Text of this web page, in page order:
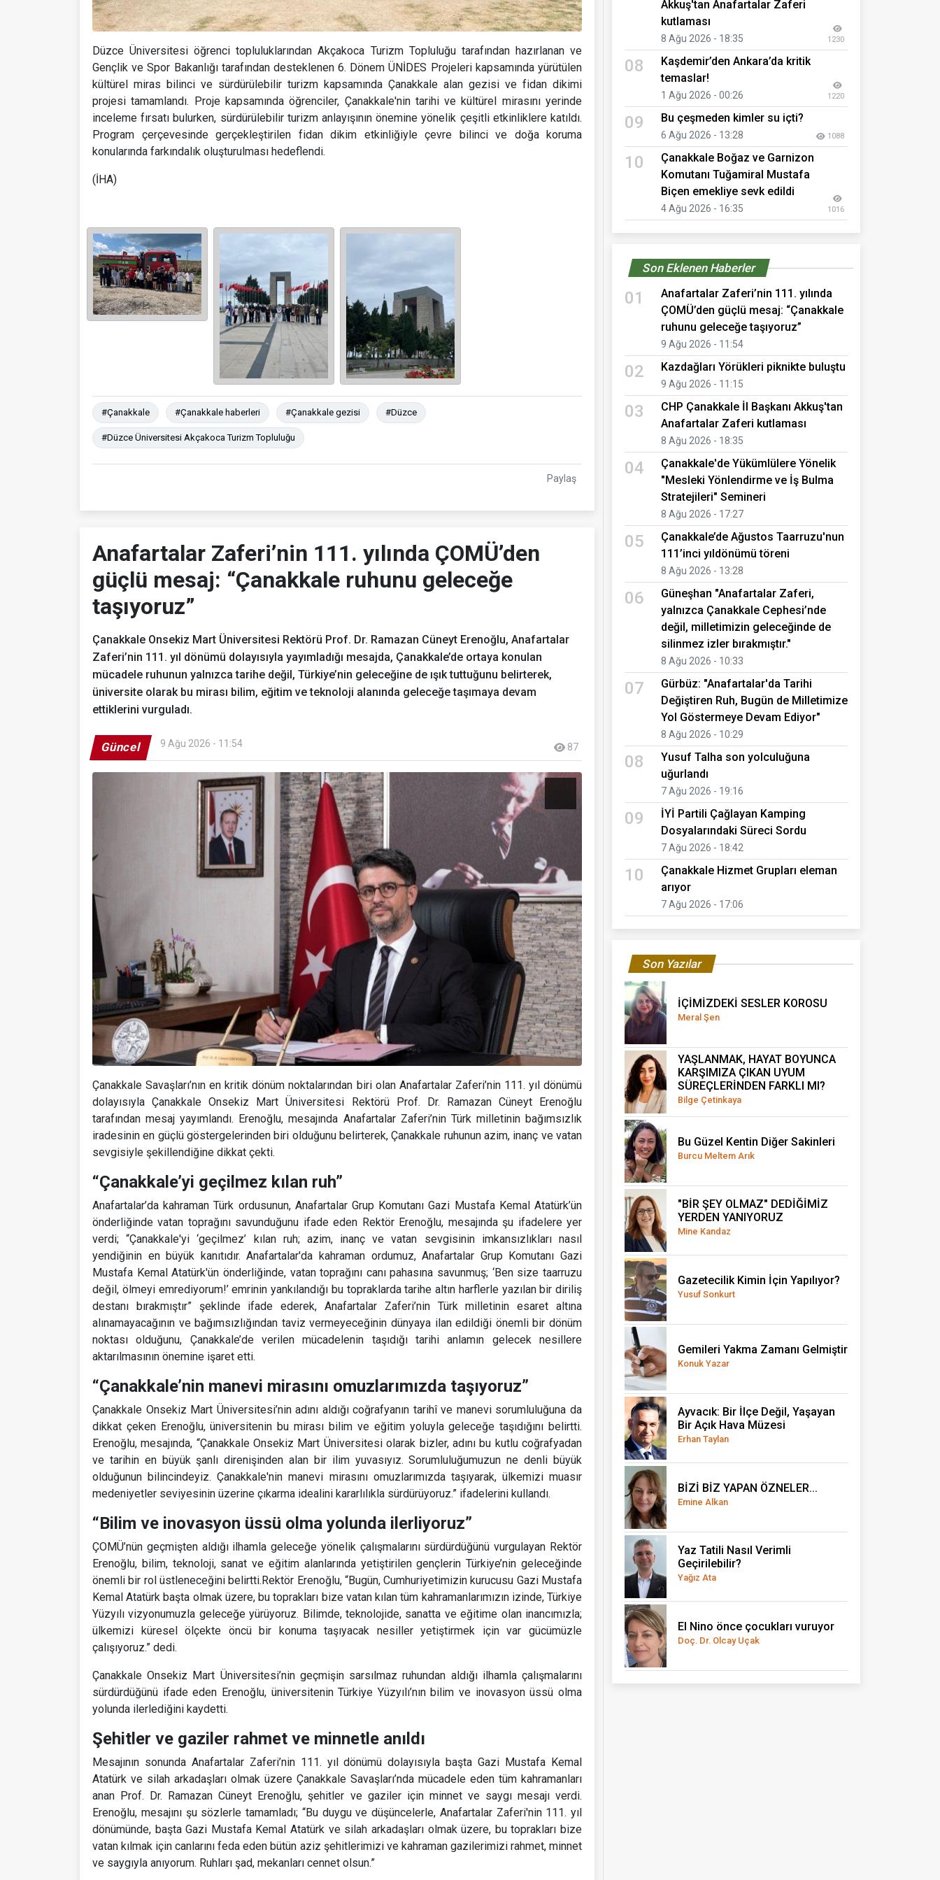
Düzce Üniversitesi öğrenci topluluklarından Akçakoca Turizm Topluluğu tarafından hazırlanan ve
Gençlik ve Spor Bakanlığı tarafından desteklenen 6. Dönem ÜNİDES Projeleri kapsamında yürütülen
kültürel miras bilinci ve sürdürülebilir turizm kapsamında Çanakkale alan gezisi ve fidan dikimi
projesi tamamlandı. Proje kapsamında öğrenciler, Çanakkale'nin tarihi ve kültürel mirasını yerinde
inceleme fırsatı bulurken, sürdürülebilir turizm anlayışının önemine yönelik çeşitli etkinliklere katıldı.
Program çerçevesinde gerçekleştirilen fidan dikim etkinliğiyle çevre bilinci ve doğa koruma
konularında farkındalık oluşturulması hedeflendi.
(İHA)
#Çanakkale #Çanakkale haberleri #Çanakkale gezisi #Düzce
#Düzce Üniversitesi Akçakoca Turizm Topluluğu
Paylaş
Anafartalar Zaferi’nin 111. yılında ÇOMÜ’den
güçlü mesaj: “Çanakkale ruhunu geleceğe
taşıyoruz”
Çanakkale Onsekiz Mart Üniversitesi Rektörü Prof. Dr. Ramazan Cüneyt Erenoğlu, Anafartalar
Zaferi’nin 111. yıl dönümü dolayısıyla yayımladığı mesajda, Çanakkale’de ortaya konulan
mücadele ruhunun yalnızca tarihe değil, Türkiye’nin geleceğine de ışık tuttuğunu belirterek,
üniversite olarak bu mirası bilim, eğitim ve teknoloji alanında geleceğe taşımaya devam
ettiklerini vurguladı.
Güncel 9 Ağu 2026 - 11:54 87
Çanakkale Savaşları’nın en kritik dönüm noktalarından biri olan Anafartalar Zaferi’nin 111. yıl dönümü
dolayısıyla Çanakkale Onsekiz Mart Üniversitesi Rektörü Prof. Dr. Ramazan Cüneyt Erenoğlu
tarafından mesaj yayımlandı. Erenoğlu, mesajında Anafartalar Zaferi’nin Türk milletinin bağımsızlık
iradesinin en güçlü göstergelerinden biri olduğunu belirterek, Çanakkale ruhunun azim, inanç ve vatan
sevgisiyle şekillendiğine dikkat çekti.
“Çanakkale’yi geçilmez kılan ruh”
Anafartalar’da kahraman Türk ordusunun, Anafartalar Grup Komutanı Gazi Mustafa Kemal Atatürk’ün
önderliğinde vatan toprağını savunduğunu ifade eden Rektör Erenoğlu, mesajında şu ifadelere yer
verdi; “Çanakkale'yi ‘geçilmez’ kılan ruh; azim, inanç ve vatan sevgisinin imkansızlıkları nasıl
yendiğinin en büyük kanıtıdır. Anafartalar'da kahraman ordumuz, Anafartalar Grup Komutanı Gazi
Mustafa Kemal Atatürk'ün önderliğinde, vatan toprağını canı pahasına savunmuş; ‘Ben size taarruzu
değil, ölmeyi emrediyorum!’ emrinin yankılandığı bu topraklarda tarihe altın harflerle yazılan bir diriliş
destanı bırakmıştır” şeklinde ifade ederek, Anafartalar Zaferi’nin Türk milletinin esaret altına
alınamayacağının ve bağımsızlığından taviz vermeyeceğinin dünyaya ilan edildiği önemli bir dönüm
noktası olduğunu, Çanakkale’de verilen mücadelenin taşıdığı tarihi anlamın gelecek nesillere
aktarılmasının önemine işaret etti.
“Çanakkale’nin manevi mirasını omuzlarımızda taşıyoruz”
Çanakkale Onsekiz Mart Üniversitesi’nin adını aldığı coğrafyanın tarihî ve manevi sorumluluğuna da
dikkat çeken Erenoğlu, üniversitenin bu mirası bilim ve eğitim yoluyla geleceğe taşıdığını belirtti.
Erenoğlu, mesajında, “Çanakkale Onsekiz Mart Üniversitesi olarak bizler, adını bu kutlu coğrafyadan
ve tarihin en büyük şanlı direnişinden alan bir ilim yuvasıyız. Sorumluluğumuzun ne denli büyük
olduğunun bilincindeyiz. Çanakkale'nin manevi mirasını omuzlarımızda taşıyarak, ülkemizi muasır
medeniyetler seviyesinin üzerine çıkarma idealini kararlılıkla sürdürüyoruz.” ifadelerini kullandı.
“Bilim ve inovasyon üssü olma yolunda ilerliyoruz”
ÇOMÜ’nün geçmişten aldığı ilhamla geleceğe yönelik çalışmalarını sürdürdüğünü vurgulayan Rektör
Erenoğlu, bilim, teknoloji, sanat ve eğitim alanlarında yetiştirilen gençlerin Türkiye’nin geleceğinde
önemli bir rol üstleneceğini belirtti.Rektör Erenoğlu, “Bugün, Cumhuriyetimizin kurucusu Gazi Mustafa
Kemal Atatürk başta olmak üzere, bu toprakları bize vatan kılan tüm kahramanlarımızın izinde, Türkiye
Yüzyılı vizyonumuzla geleceğe yürüyoruz. Bilimde, teknolojide, sanatta ve eğitime olan inancımızla;
ülkemizi küresel ölçekte öncü bir konuma taşıyacak nesiller yetiştirmek için var gücümüzle
çalışıyoruz.” dedi.
Çanakkale Onsekiz Mart Üniversitesi’nin geçmişin sarsılmaz ruhundan aldığı ilhamla çalışmalarını
sürdürdüğünü ifade eden Erenoğlu, üniversitenin Türkiye Yüzyılı’nın bilim ve inovasyon üssü olma
yolunda ilerlediğini kaydetti.
Şehitler ve gaziler rahmet ve minnetle anıldı
Mesajının sonunda Anafartalar Zaferi’nin 111. yıl dönümü dolayısıyla başta Gazi Mustafa Kemal
Atatürk ve silah arkadaşları olmak üzere Çanakkale Savaşları’nda mücadele eden tüm kahramanları
anan Prof. Dr. Ramazan Cüneyt Erenoğlu, şehitler ve gaziler için minnet ve saygı mesajı verdi.
Erenoğlu, mesajını şu sözlerle tamamladı; “Bu duygu ve düşüncelerle, Anafartalar Zaferi'nin 111. yıl
dönümünde, başta Gazi Mustafa Kemal Atatürk ve silah arkadaşları olmak üzere, bu toprakları bize
vatan kılmak için canlarını feda eden bütün aziz şehitlerimizi ve kahraman gazilerimizi rahmet, minnet
ve saygıyla anıyorum. Ruhları şad, mekanları cennet olsun.”
Akkuş'tan Anafartalar Zaferi
kutlaması
8 Ağu 2026 - 18:35 1230
08
Kaşdemir’den Ankara’da kritik
temaslar!
1 Ağu 2026 - 00:26 1220
09 Bu çeşmeden kimler su içti?
6 Ağu 2026 - 13:28 1088
10
Çanakkale Boğaz ve Garnizon
Komutanı Tuğamiral Mustafa
Biçen emekliye sevk edildi
4 Ağu 2026 - 16:35 1016
Son Eklenen Haberler
01
Anafartalar Zaferi’nin 111. yılında
ÇOMÜ’den güçlü mesaj: “Çanakkale
ruhunu geleceğe taşıyoruz”
9 Ağu 2026 - 11:54
02 Kazdağları Yörükleri piknikte buluştu
9 Ağu 2026 - 11:15
03
CHP Çanakkale İl Başkanı Akkuş'tan
Anafartalar Zaferi kutlaması
8 Ağu 2026 - 18:35
04
Çanakkale'de Yükümlülere Yönelik
"Mesleki Yönlendirme ve İş Bulma
Stratejileri" Semineri
8 Ağu 2026 - 17:27
05
Çanakkale’de Ağustos Taarruzu'nun
111’inci yıldönümü töreni
8 Ağu 2026 - 13:28
06
Güneşhan "Anafartalar Zaferi,
yalnızca Çanakkale Cephesi’nde
değil, milletimizin geleceğinde de
silinmez izler bırakmıştır."
8 Ağu 2026 - 10:33
07
Gürbüz: "Anafartalar'da Tarihi
Değiştiren Ruh, Bugün de Milletimize
Yol Göstermeye Devam Ediyor"
8 Ağu 2026 - 10:29
08
Yusuf Talha son yolculuğuna
uğurlandı
7 Ağu 2026 - 19:16
09
İYİ Partili Çağlayan Kamping
Dosyalarındaki Süreci Sordu
7 Ağu 2026 - 18:42
10
Çanakkale Hizmet Grupları eleman
arıyor
7 Ağu 2026 - 17:06
Son Yazılar
İÇİMİZDEKİ SESLER KOROSU
Meral Şen
YAŞLANMAK, HAYAT BOYUNCA
KARŞIMIZA ÇIKAN UYUM
SÜREÇLERİNDEN FARKLI MI?
Bilge Çetinkaya
Bu Güzel Kentin Diğer Sakinleri
Burcu Meltem Arık
"BİR ŞEY OLMAZ" DEDİĞİMİZ
YERDEN YANIYORUZ
Mine Kandaz
Gazetecilik Kimin İçin Yapılıyor?
Yusuf Sonkurt
Gemileri Yakma Zamanı Gelmiştir
Konuk Yazar
Ayvacık: Bir İlçe Değil, Yaşayan
Bir Açık Hava Müzesi
Erhan Taylan
BİZİ BİZ YAPAN ÖZNELER...
Emine Alkan
Yaz Tatili Nasıl Verimli
Geçirilebilir?
Yağız Ata
El Nino önce çocukları vuruyor
Doç. Dr. Olcay Uçak